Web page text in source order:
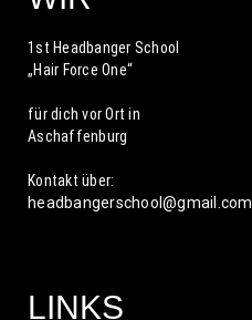
1st Headbanger School
„Hair Force One“
für dich vor Ort in
Aschaffenburg
Kontakt über:
headbangerschool@gmail.com
LINKS